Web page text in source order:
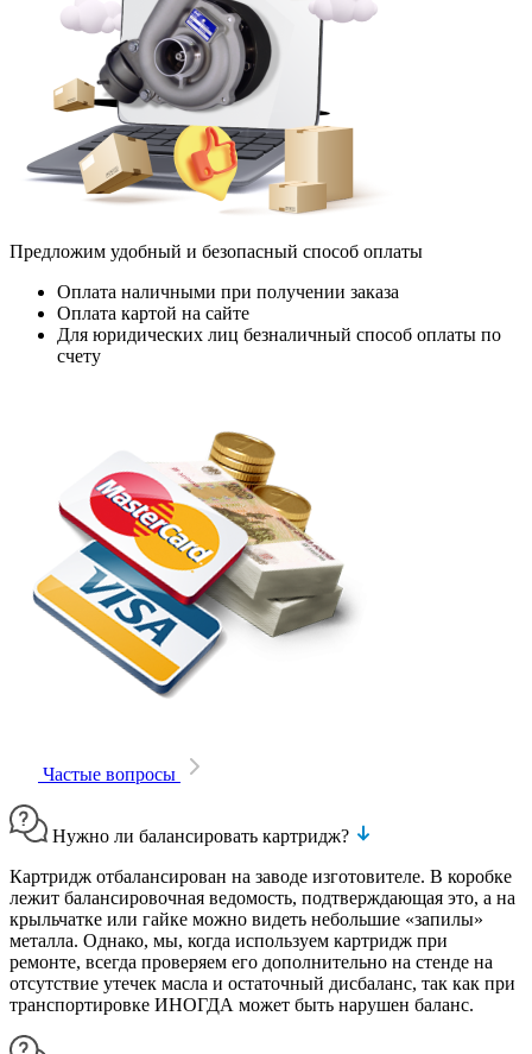
Предложим удобный и безопасный способ оплаты
Оплата наличными при получении заказа
Оплата картой на сайте
Для юридических лиц безналичный способ оплаты по
счету
Частые вопросы
Нужно ли балансировать картридж?
Картридж отбалансирован на заводе изготовителе. В коробке
лежит балансировочная ведомость, подтверждающая это, а на
крыльчатке или гайке можно видеть небольшие «запилы»
металла. Однако, мы, когда используем картридж при
ремонте, всегда проверяем его дополнительно на стенде на
отсутствие утечек масла и остаточный дисбаланс, так как при
транспортировке ИНОГДА может быть нарушен баланс.